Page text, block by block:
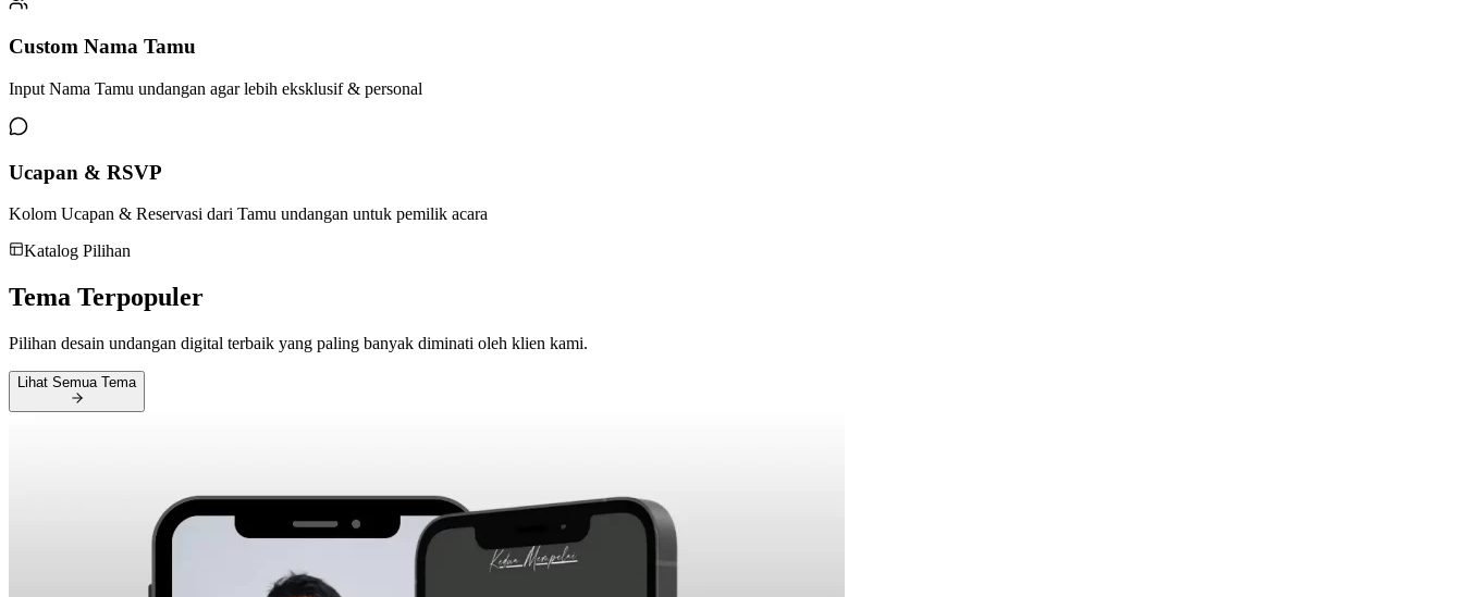
Custom Nama Tamu
Input Nama Tamu undangan agar lebih eksklusif & personal
Ucapan & RSVP
Kolom Ucapan & Reservasi dari Tamu undangan untuk pemilik acara
Katalog Pilihan
Tema Terpopuler
Pilihan desain undangan digital terbaik yang paling banyak diminati oleh klien kami.
Lihat Semua Tema